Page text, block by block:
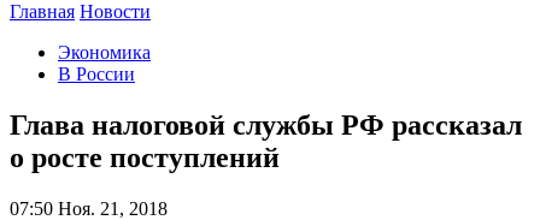
Главная Новости
Экономика
В России
Глава налоговой службы РФ рассказал
о росте поступлений
07:50 Ноя. 21, 2018